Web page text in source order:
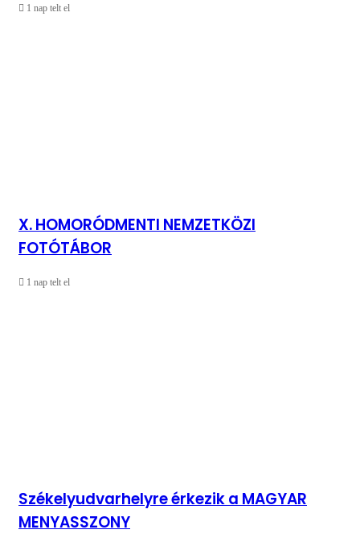
1 nap telt el
X. HOMORÓDMENTI NEMZETKÖZI
FOTÓTÁBOR
1 nap telt el
Székelyudvarhelyre érkezik a MAGYAR
MENYASSZONY